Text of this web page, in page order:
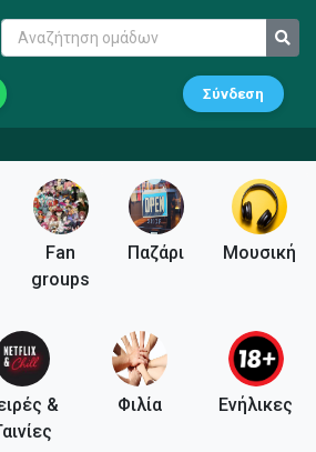
Σύνδεση
Fan
groups
Παζάρι Μουσική
&
Φιλία Ενήλικες